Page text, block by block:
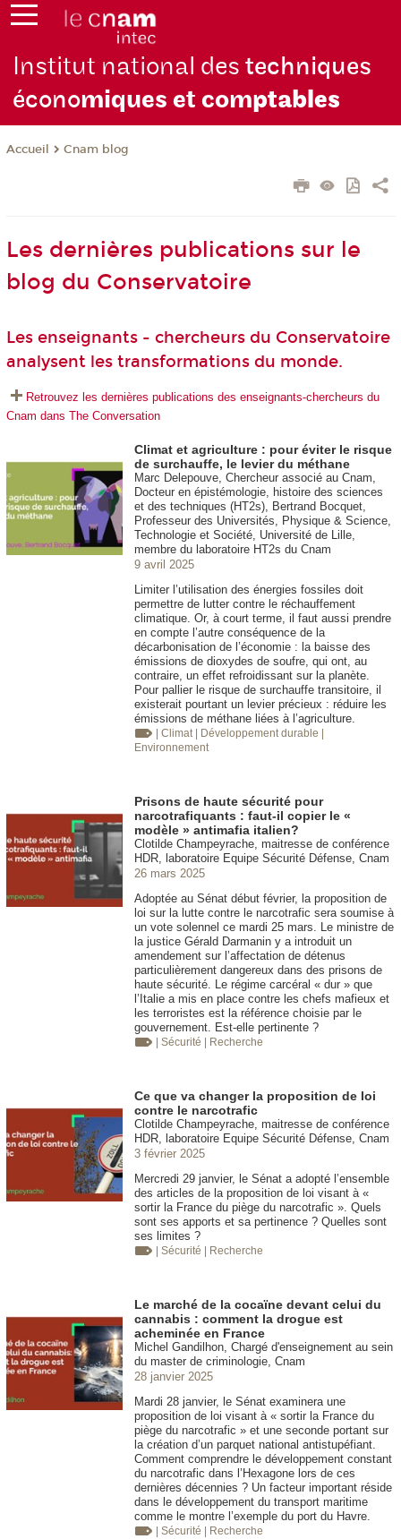
Institut national destechniques
économiques et comptables
Accueil Cnam blog
Les dernières publications sur le
blog du Conservatoire
Les enseignants - chercheurs du Conservatoire
analysent les transformations du monde.
Retrouvez les dernières publications des enseignants-chercheurs du
Cnam dans The Conversation
Climat et agriculture : pour éviter le risque
de surchauffe, le levier du méthane
Marc Delepouve, Chercheur associé au Cnam,
Docteur en épistémologie, histoire des sciences
et des techniques (HT2s), Bertrand Bocquet,
Professeur des Universités, Physique & Science,
Technologie et Société, Université de Lille,
membre du laboratoire HT2s du Cnam
9 avril 2025
Limiter l’utilisation des énergies fossiles doit
permettre de lutter contre le réchauffement
climatique. Or, à court terme, il faut aussi prendre
en compte l’autre conséquence de la
décarbonisation de l’économie : la baisse des
émissions de dioxydes de soufre, qui ont, au
contraire, un effet refroidissant sur la planète.
Pour pallier le risque de surchauffe transitoire, il
existerait pourtant un levier précieux : réduire les
émissions de méthane liées à l’agriculture.
| Climat | Développement durable
Environnement
Prisons de haute sécurité pour
narcotrafiquants : faut-il copier le «
modèle » antimafia italien?
Clotilde Champeyrache, maitresse de conférence
HDR, laboratoire Equipe Sécurité Défense, Cnam
26 mars 2025
Adoptée au Sénat début février, la proposition de
loi sur la lutte contre le narcotrafic sera soumise à
un vote solennel ce mardi 25 mars. Le ministre de
la justice Gérald Darmanin y a introduit un
amendement sur l’affectation de détenus
particulièrement dangereux dans des prisons de
haute sécurité. Le régime carcéral « dur » que
l’Italie a mis en place contre les chefs mafieux et
les terroristes est la référence choisie par le
gouvernement. Est-elle pertinente ?
| Sécurité | Recherche
Ce que va changer la proposition de loi
contre le narcotrafic
Clotilde Champeyrache, maitresse de conférence
HDR, laboratoire Equipe Sécurité Défense, Cnam
3 février 2025
Mercredi 29 janvier, le Sénat a adopté l’ensemble
des articles de la proposition de loi visant à «
sortir la France du piège du narcotrafic ». Quels
sont ses apports et sa pertinence ? Quelles sont
ses limites ?
| Sécurité | Recherche
Le marché de la cocaïne devant celui du
cannabis : comment la drogue est
acheminée en France
Michel Gandilhon, Chargé d'enseignement au sein
du master de criminologie, Cnam
28 janvier 2025
Mardi 28 janvier, le Sénat examinera une
proposition de loi visant à « sortir la France du
piège du narcotrafic » et une seconde portant sur
la création d’un parquet national antistupéfiant.
Comment comprendre le développement constant
du narcotrafic dans l’Hexagone lors de ces
dernières décennies ? Un facteur important réside
dans le développement du transport maritime
comme le montre l’exemple du port du Havre.
| Sécurité | Recherche